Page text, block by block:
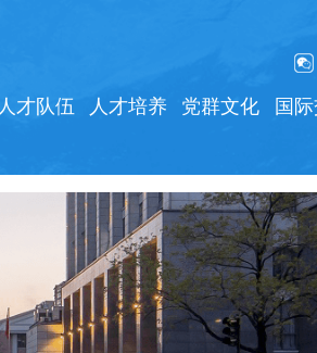
人才队伍 人才培养 党群文化 国